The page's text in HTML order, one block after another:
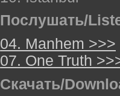
Послушать/
04. Manhem >>>
07. One Truth
Скачать/